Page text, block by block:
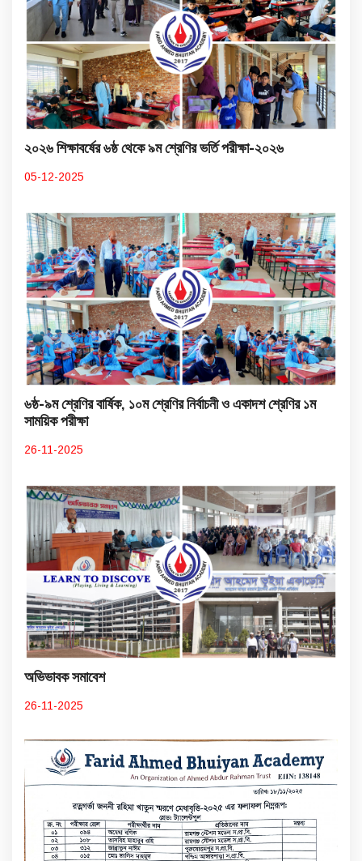
২০২৬ শিক্ষাবর্ষের ৬ষ্ঠ থেকে ৯ম শ্রেণির ভর্তি পরীক্ষা-২০২৬
05-12-2025
৬ষ্ঠ-৯ম শ্রেণির বার্ষিক, ১০ম শ্রেণির নির্বাচনী ও একাদশ শ্রেণির ১ম
সাময়িক পরীক্ষা
26-11-2025
অভিভাবক সমাবেশ
26-11-2025